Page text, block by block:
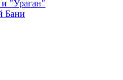
и "Ураган"
Бани